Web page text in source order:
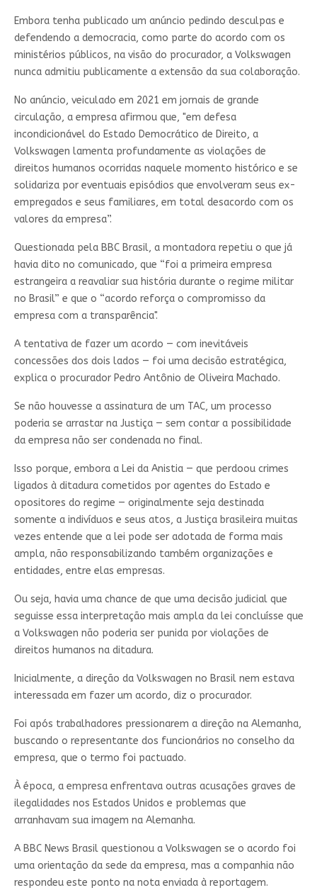
Embora tenha publicado um anúncio pedindo desculpas e
defendendo a democracia, como parte do acordo com os
ministérios públicos, na visão do procurador, a Volkswagen
nunca admitiu publicamente a extensão da sua colaboração.
No anúncio, veiculado em 2021 em jornais de grande
circulação, a empresa afirmou que, "em defesa
incondicionável do Estado Democrático de Direito, a
Volkswagen lamenta profundamente as violações de
direitos humanos ocorridas naquele momento histórico e se
solidariza por eventuais episódios que envolveram seus ex-
empregados e seus familiares, em total desacordo com os
valores da empresa”.
Questionada pela BBC Brasil, a montadora repetiu o que já
havia dito no comunicado, que “foi a primeira empresa
estrangeira a reavaliar sua história durante o regime militar
no Brasil” e que o “acordo reforça o compromisso da
empresa com a transparência".
A tentativa de fazer um acordo — com inevitáveis
concessões dos dois lados — foi uma decisão estratégica,
explica o procurador Pedro Antônio de Oliveira Machado.
Se não houvesse a assinatura de um TAC, um processo
poderia se arrastar na Justiça — sem contar a possibilidade
da empresa não ser condenada no final.
Isso porque, embora a Lei da Anistia — que perdoou crimes
ligados à ditadura cometidos por agentes do Estado e
opositores do regime — originalmente seja destinada
somente a indivíduos e seus atos, a Justiça brasileira muitas
vezes entende que a lei pode ser adotada de forma mais
ampla, não responsabilizando também organizações e
entidades, entre elas empresas.
Ou seja, havia uma chance de que uma decisão judicial que
seguisse essa interpretação mais ampla da lei concluísse que
a Volkswagen não poderia ser punida por violações de
direitos humanos na ditadura.
Inicialmente, a direção da Volkswagen no Brasil nem estava
interessada em fazer um acordo, diz o procurador.
Foi após trabalhadores pressionarem a direção na Alemanha,
buscando o representante dos funcionários no conselho da
empresa, que o termo foi pactuado.
À época, a empresa enfrentava outras acusações graves de
ilegalidades nos Estados Unidos e problemas que
arranhavam sua imagem na Alemanha.
A BBC News Brasil questionou a Volkswagen se o acordo foi
uma orientação da sede da empresa, mas a companhia não
respondeu este ponto na nota enviada à reportagem.